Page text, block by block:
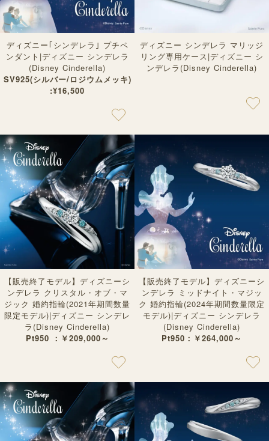
ディズニー｢シンデレラ｣ プチペ
ンダント|ディズニー シンデレラ
(Disney Cinderella)
SV925(シルバー/ロジウムメッキ)
:¥16,500
ディズニー シンデレラ マリッジ
リング専用ケース|ディズニー シ
ンデレラ(Disney Cinderella)
【販売終了モデル】ディズニーシ
ンデレラ クリスタル・オブ・マ
ジック 婚約指輪(2021年期間数量
限定モデル)|ディズニー シンデレ
ラ(Disney Cinderella)
Pt950 ：￥209,000～
【販売終了モデル】ディズニーシ
ンデレラ ミッドナイト・マジッ
ク 婚約指輪(2024年期間数量限定
モデル)|ディズニー シンデレラ
(Disney Cinderella)
Pt950：￥264,000～